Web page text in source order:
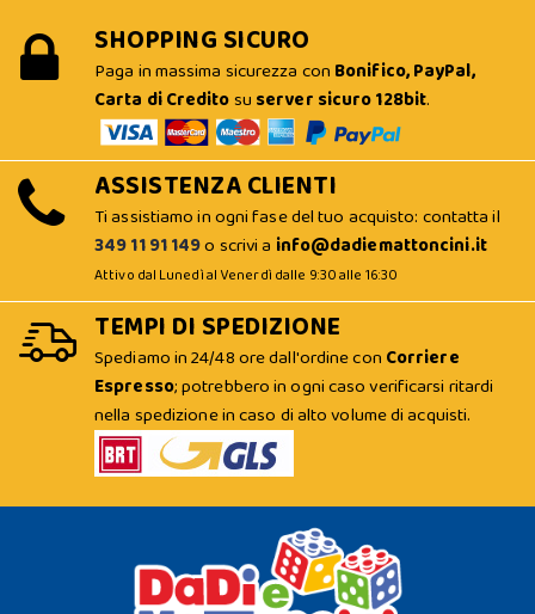
SHOPPING SICURO
Paga in massima sicurezza con Bonifico, PayPal,
Carta di Creditosu server sicuro 128bit.
ASSISTENZA CLIENTI
Ti assistiamo in ogni fase del tuo acquisto: contatta il
349 11 91 149o scrivi a info@dadiemattoncini.it
Attivo dal Lunedì al Venerdì dalle 9:30 alle 16:30
TEMPI DI SPEDIZIONE
Spediamo in 24/48 ore dall'ordine con Corriere
Espresso; potrebbero in ogni caso verificarsi ritardi
nella spedizione in caso di alto volume di acquisti.